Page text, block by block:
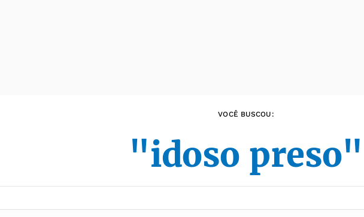
VOCÊ BUSCOU:
"idoso preso"